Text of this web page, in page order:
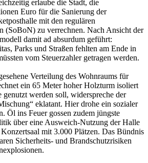
erlaube die Stadt, die
Euro für die Sanierung der
mit den regulären
(SoBoN) zu verrechnen. Nach Ansicht der
damit ad absurdum geführt:
Parks und Straßen fehlten am Ende in
vom Steuerzahler getragen werden.
Verteilung des Wohnraums für
ein 65 Meter hoher Holzturm isoliert
genutzt werden soll, widerspreche der
eklatant. Hier drohe ein sozialer
Öl ins Feuer gossen zudem jüngste
über eine Ausweich-Nutzung der Halle
mit 3.000 Plätzen. Das Bündnis
Sicherheits- und Brandschutzrisiken